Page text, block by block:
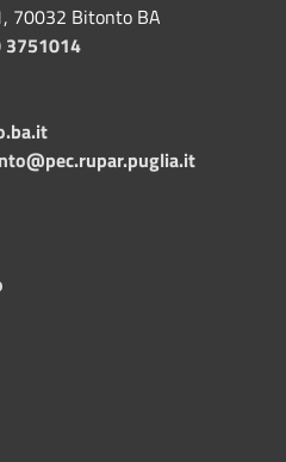
70032 Bitonto BA
3751014